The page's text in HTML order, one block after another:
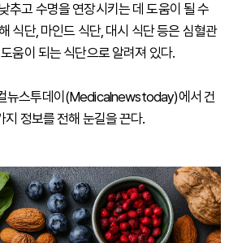
추고 수명을 연장시키는 데 도움이 될 수
식단, 마인드 식단, 대시 식단 등은 심혈관
움이 되는 식단으로 알려져 있다.
뉴스투데이(Medicalnewstoday)에서 건
정보를 전해 눈길을 끈다.